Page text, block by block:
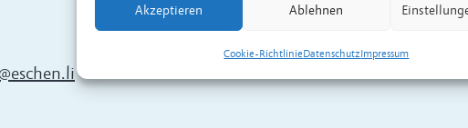
Akzeptieren Ablehnen
Cookie-RichtlinieDatenschutzImpressum